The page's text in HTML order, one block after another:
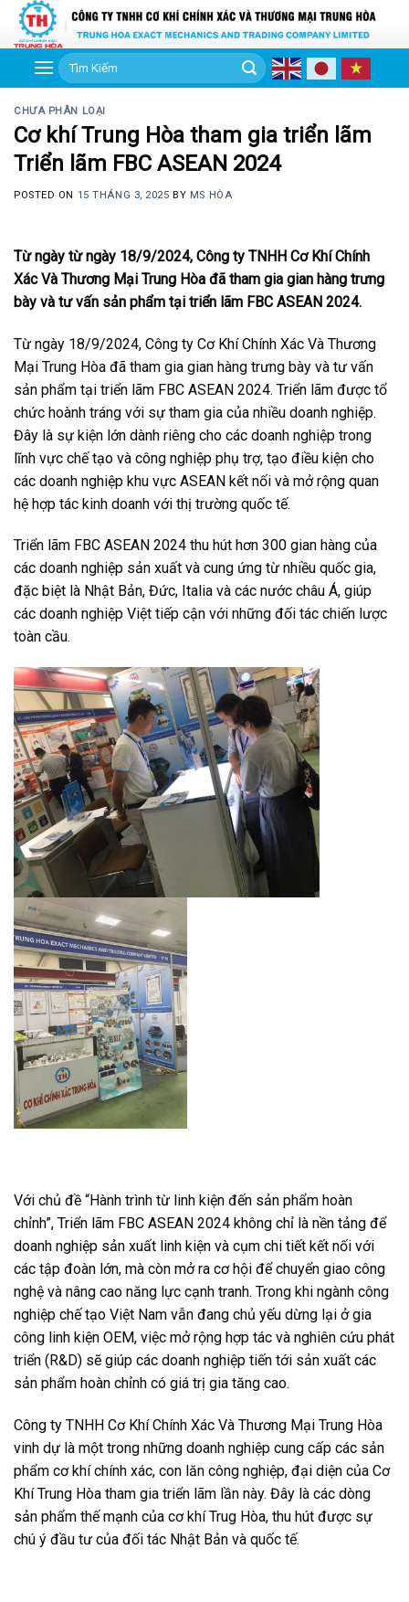
Skip
Tìm
kiếm:
CHƯA PHÂN LOẠI
Cơ khí Trung Hòa tham gia triển lãm
Triển lãm FBC ASEAN 2024
POSTED ON 15 THÁNG 3, 2025 BY MS HÒA
Từ ngày từ ngày 18/9/2024, Công ty TNHH Cơ Khí Chính
Xác Và Thương Mại Trung Hòa đã tham gia gian hàng trưng
bày và tư vấn sản phẩm tại triển lãm FBC ASEAN 2024.
Từ ngày 18/9/2024, Công ty Cơ Khí Chính Xác Và Thương
Mại Trung Hòa đã tham gia gian hàng trưng bày và tư vấn
sản phẩm tại triển lãm FBC ASEAN 2024. Triển lãm được tổ
chức hoành tráng với sự tham gia của nhiều doanh nghiệp.
Đây là sự kiện lớn dành riêng cho các doanh nghiệp trong
lĩnh vực chế tạo và công nghiệp phụ trợ, tạo điều kiện cho
các doanh nghiệp khu vực ASEAN kết nối và mở rộng quan
hệ hợp tác kinh doanh với thị trường quốc tế.
Triển lãm FBC ASEAN 2024 thu hút hơn 300 gian hàng của
các doanh nghiệp sản xuất và cung ứng từ nhiều quốc gia,
đặc biệt là Nhật Bản, Đức, Italia và các nước châu Á, giúp
các doanh nghiệp Việt tiếp cận với những đối tác chiến lược
toàn cầu.
Với chủ đề “Hành trình từ linh kiện đến sản phẩm hoàn
chỉnh”, Triển lãm FBC ASEAN 2024 không chỉ là nền tảng để
doanh nghiệp sản xuất linh kiện và cụm chi tiết kết nối với
các tập đoàn lớn, mà còn mở ra cơ hội để chuyển giao công
nghệ và nâng cao năng lực cạnh tranh. Trong khi ngành công
nghiệp chế tạo Việt Nam vẫn đang chủ yếu dừng lại ở gia
công linh kiện OEM, việc mở rộng hợp tác và nghiên cứu phát
triển (R&D) sẽ giúp các doanh nghiệp tiến tới sản xuất các
sản phẩm hoàn chỉnh có giá trị gia tăng cao.
Công ty TNHH Cơ Khí Chính Xác Và Thương Mại Trung Hòa
vinh dự là một trong những doanh nghiệp cung cấp các sản
phẩm cơ khí chính xác, con lăn công nghiệp, đại diện của Cơ
Khí Trung Hòa tham gia triển lãm lần này. Đây là các dòng
sản phẩm thế mạnh của cơ khí Trug Hòa, thu hút được sự
chú ý đầu tư của đối tác Nhật Bản và quốc tế.